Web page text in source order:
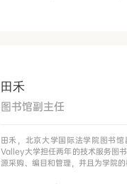
田禾
图书馆副主任
田禾，北京大学国际法学院图书
Valley大学担任两年的技术服务图
源采购、编目和管理，并且为学院